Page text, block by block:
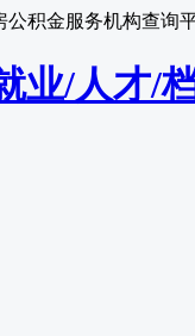
积金服务机构查询平
业/人才